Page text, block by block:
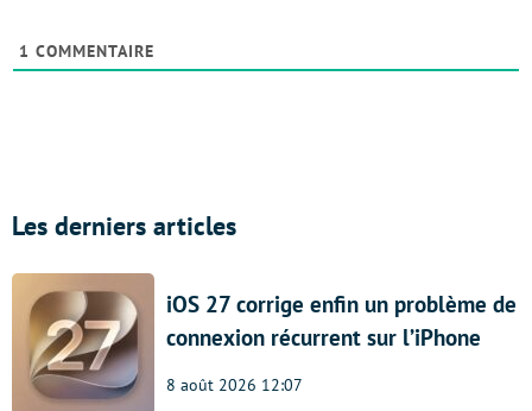
1 COMMENTAIRE
Les derniers articles
iOS 27 corrige enfin un problème de
connexion récurrent sur l’iPhone
8 août 2026 12:07